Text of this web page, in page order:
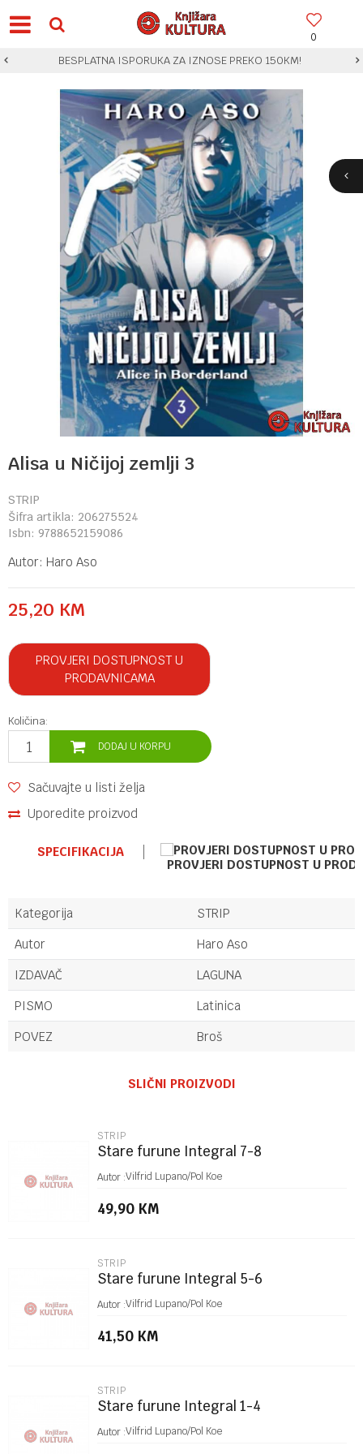
0
BESPLATNA ISPORUKA ZA IZNOSE PREKO 150KM!
Alisa u Ničijoj zemlji 3
STRIP
Šifra artikla: 206275524
Isbn: 9788652159086
Autor: Haro Aso
25,20 KM
PROVJERI DOSTUPNOST U
PRODAVNICAMA
Količina:
DODAJ U KORPU
Sačuvajte u listi želja
Uporedite proizvod
SPECIFIKACIJA
PROVJERI DOSTUPNOST U
Kategorija
STRIP
Autor
Haro Aso
IZDAVAČ
LAGUNA
PISMO
Latinica
POVEZ
Broš
Poruka
POŠALJI
SLIČNI PROIZVODI
STRIP
Stare furune Integral 7-8
Autor :Vilfrid Lupano/Pol Koe
49,90 KM
STRIP
Stare furune Integral 5-6
Autor :Vilfrid Lupano/Pol Koe
41,50 KM
STRIP
Stare furune Integral 1-4
Autor :Vilfrid Lupano/Pol Koe